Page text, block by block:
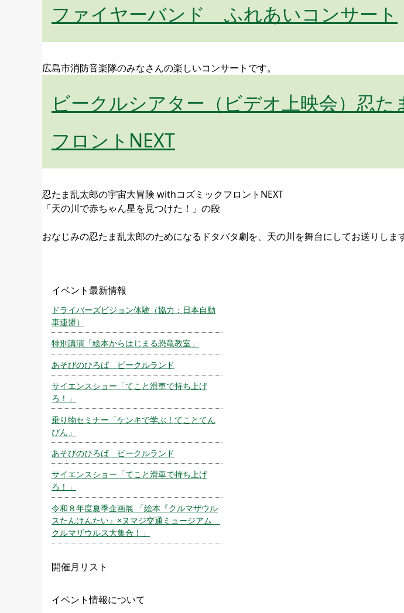
ファイヤーバンド ふれあいコンサート
広島市消防音楽隊のみなさんの楽しいコンサートです。
ビークルシアター（ビデオ上映会）忍
フロントNEXT
忍たま乱太郎の宇宙大冒険 withコズミックフロントNEXT
「天の川で赤ちゃん星を見つけた！」の段
おなじみの忍たま乱太郎のためになるドタバタ劇を、天の川を舞台にしてお送りします
イベント最新情報
ドライバーズビジョン体験（協力：日本自動
車連盟）
特別講演「絵本からはじまる恐竜教室」
あそびのひろば ビークルランド
サイエンスショー「てこと滑車で持ち上げ
ろ！」
乗り物セミナー「ケンキで学ぶ！てことてん
びん」
あそびのひろば ビークルランド
サイエンスショー「てこと滑車で持ち上げ
ろ！」
令和８年度夏季企画展 「絵本『クルマザウル
スたんけんたい』×ヌマジ交通ミュージアム
クルマザウルス大集合！」
開催月リスト
イベント情報について